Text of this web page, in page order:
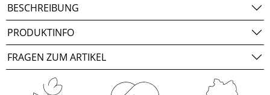
BESCHREIBUNG
PRODUKTINFO
FRAGEN ZUM ARTIKEL